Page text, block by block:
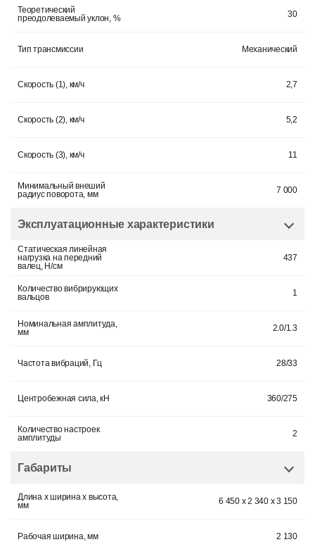
Теоретический
преодолеваемый уклон, %
30
Тип трансмиссии Механический
Скорость (1), км/ч 2,7
Скорость (2), км/ч 5,2
Скорость (3), км/ч 11
Минимальный внеший
радиус поворота, мм
7 000
Эксплуатационные характеристики
Статическая линейная
нагрузка на передний
валец, H/см
437
Количество вибрирующих
вальцов
1
Номинальная амплитуда,
мм
2.0/1.3
Частота вибраций, Гц 28/33
Центробежная сила, кН 360/275
Количество настроек
амплитуды
2
Габариты
Длина x ширина x высота,
мм
6 450 x 2 340 x 3 150
Рабочая ширина, мм 2 130